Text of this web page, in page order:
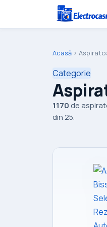
Acasă ›
Categorie
1170 de
din 25.